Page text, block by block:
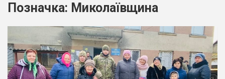
Позначка: Миколаївщина